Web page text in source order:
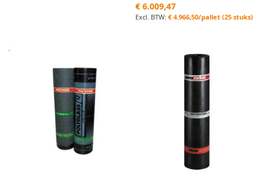
€ 6.009,47
€ 4.966,50/pallet (25 stuks)